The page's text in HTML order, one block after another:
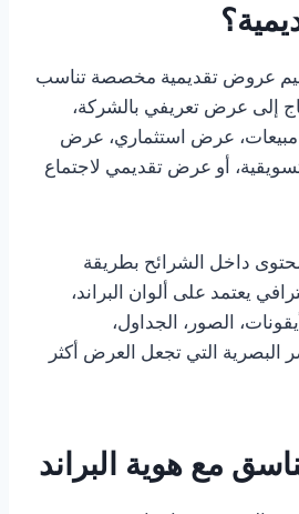
عروض تقديمية مخصصة تناسب
إلى عرض تعريفي بالشركة،
عرض استثماري، عرض
أو عرض تقديمي لاجتماع
داخل الشرائح بطريقة
يعتمد على ألوان البراند،
الصور، الجداول،
البصرية التي تجعل العرض أكثر
مع هوية البراند